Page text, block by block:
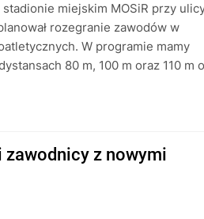
miejskim MOSiR przy
rozegranie zawodów w
W programie mamy
80 m, 100 m oraz 110 m
zawodnicy z nowymi